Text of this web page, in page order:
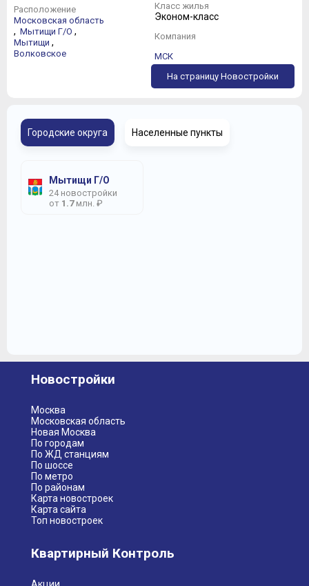
Расположение
Московская область
, Мытищи Г/О ,
Мытищи ,
Волковское
Класс жилья
Эконом-класс
Компания
МСК
На страницу Новостройки
Городские округа Населенные пункты
Мытищи Г/О
24 новостройки
от 1.7млн. ₽
Новостройки
Москва
Московская область
Новая Москва
По городам
По ЖД станциям
По шоссе
По метро
По районам
Карта новостроек
Карта сайта
Топ новостроек
Квартирный Контроль